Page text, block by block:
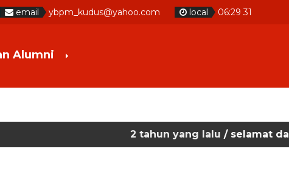
email ybpm_kudus@yahoo.com local 06:29 32
Alumni
/ selamat datang pada situs